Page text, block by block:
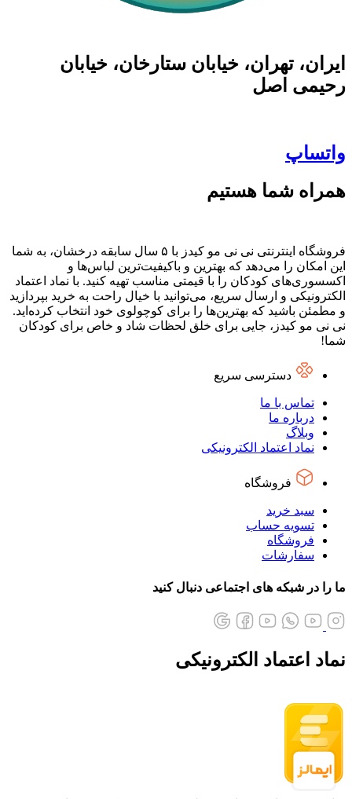
ایران، تهران، خیابان ستارخان، خیابان
رحیمی اصل
واتساپ
همراه شما هستیم
فروشگاه اینترنتی نی نی مو کیدز با ۵ سال سابقه درخشان، به شما
این امکان را می‌دهد که بهترین و باکیفیت‌ترین لباس‌ها و
اکسسوری‌های کودکان را با قیمتی مناسب تهیه کنید. با نماد اعتماد
الکترونیکی و ارسال سریع، می‌توانید با خیال راحت به خرید بپردازید
و مطمئن باشید که بهترین‌ها را برای کوچولوی خود انتخاب کرده‌اید.
نی نی مو کیدز، جایی برای خلق لحظات شاد و خاص برای کودکان
شما!
دسترسی سریع
تماس با ما
درباره ما
وبلاگ
نماد اعتماد الکترونیکی
فروشگاه
سبد خرید
تسویه حساب
فروشگاه
سفارشات
ما را در شبکه های اجتماعی دنبال کنید
نماد اعتماد الکترونیکی